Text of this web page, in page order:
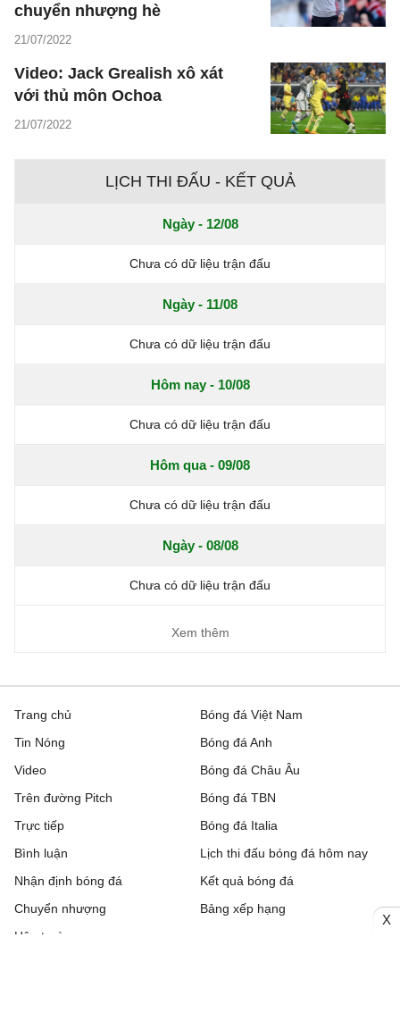
chuyển nhượng hè
21/07/2022
Video: Jack Grealish xô xát
với thủ môn Ochoa
21/07/2022
LỊCH THI ĐẤU - KẾT QUẢ
Ngày - 12/08
Chưa có dữ liệu trận đấu
Ngày - 11/08
Chưa có dữ liệu trận đấu
Hôm nay - 10/08
Chưa có dữ liệu trận đấu
Hôm qua - 09/08
Chưa có dữ liệu trận đấu
Ngày - 08/08
Chưa có dữ liệu trận đấu
Xem thêm
Trang chủ
Tin Nóng
Video
Trên đường Pitch
Trực tiếp
Bóng đá Việt Nam
Bóng đá Anh
Bóng đá Châu Âu
Bóng đá TBN
Bóng đá Italia
Bình luận
Nhận định bóng đá
Chuyển nhượng
Hậu trường
Lịch thi đấu bóng đá hôm nay
Kết quả bóng đá
Bảng xếp hạng
X